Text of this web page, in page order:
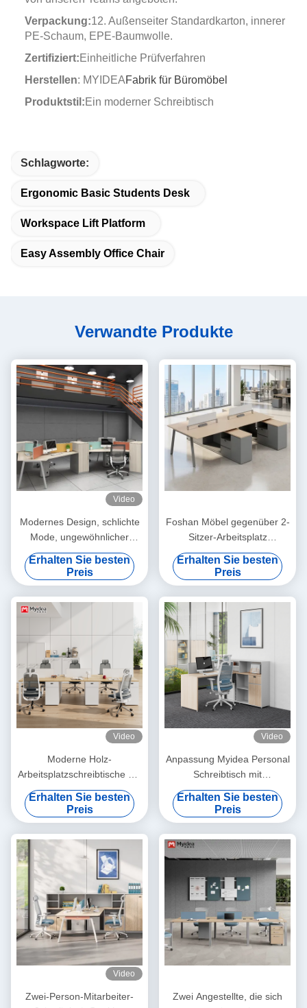
Verpackung:12. Außenseiter Standardkarton, innerer
PE-Schaum, EPE-Baumwolle.
Zertifiziert:Einheitliche Prüfverfahren
Herstellen: MYIDEAFabrik für Büromöbel
Produktstil:Ein moderner Schreibtisch
Schlagworte:
Ergonomic Basic Students Desk
Workspace Lift Platform
Easy Assembly Office Chair
Verwandte Produkte
Video
Modernes Design, schlichte
Mode, ungewöhnlicher
Schreibtisch
Erhalten Sie besten
Preis
Foshan Möbel gegenüber 2-
Sitzer-Arbeitsplatz
Abbildung-8 Metallbeine,
vorinstallierte Steckdose,
langlebiger Schreibtisch für
Bürokabinen
Erhalten Sie besten
Preis
Video
Moderne Holz-
Arbeitsplatzschreibtische mit
Stauraum,
gegenüberliegend,
freistehendes Design,
einfache Montage
Erhalten Sie besten
Preis
Video
Anpassung Myidea Personal
Schreibtisch mit
Speicherschrank, Bildschirm
Stil, Einzelsitz, einfaches und
modernes Büro, Computer-
Schreibtisch
Erhalten Sie besten
Preis
Video
Zwei-Person-Mitarbeiter-
Zwei Angestellte, die sich